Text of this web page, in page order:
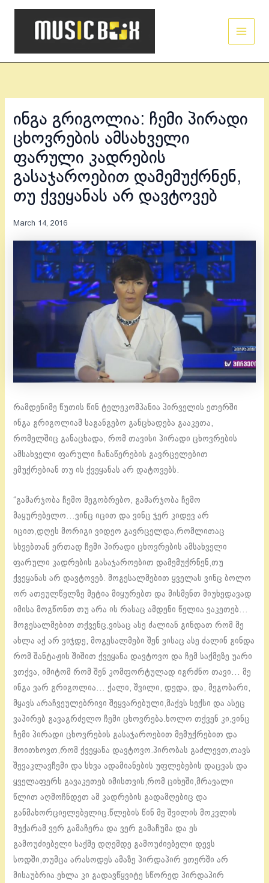
Skip
ინგა გრიგოლია: ჩემი პირადი
ცხოვრების ამსახველი
ფარული კადრების
გასაჯაროებით დამემუქრნენ,
თუ ქვეყანას არ დავტოვებ
March 14, 2016
რამდენიმე წუთის წინ ტელეკომპანია პირველის ეთერში
ინგა გრიგოლიამ საგანგებო განცხადება გააკეთა,
რომელშიც განაცხადა, რომ თავისი პირადი ცხოვრების
ამსახველი ფარული ჩანაწერების გავრცელებით
ემუქრებიან თუ ის ქვეყანას არ დატოვებს.
“გამარჯობა ჩემო მეგობრებო, გამარჯობა ჩემო
მაყურებელო…ვინც იცით და ვინც ჯერ კიდევ არ
იცით,დღეს მორიგი ვიდეო გავრცელდა,რომლითაც
სხვებთან ერთად ჩემი პირადი ცხოვრების ამსახველი
ფარული კადრების გასაჯაროებით დამემუქრნენ,თუ
ქვეყანას არ დავტოვებ. მოგესალმებით ყველას ვინც ბოლო
ორ ათეულწელზე მეტია მიყურებთ და მისმენთ მიუხედავად
იმისა მოგწონთ თუ არა ის რასაც ამდენი წელია ვაკეთებ…
მოგესალმებით თქვენც,ვისაც ასე ძალიან გინდათ რომ მე
ახლა აქ არ ვიჯდე, მოგესალმები შენ ვისაც ასე ძალინ გინდა
რომ შანტაჟის შიშით ქვეყანა დავტოვო და ჩემ საქმეზე უარი
ვთქვა, იმიტომ რომ შენ კომფორტულად იგრძნო თავი… მე
ინგა ვარ გრიგოლია… ქალი, შვილი, დედა, და, მეგობარი,
მყავს არაჩვეულებრივი შეყვარებული,მაქვს სექსი და ასეც
ვაპირებ გავაგრძელო ჩემი ცხოვრება.ხოლო თქვენ კი,ვინც
ჩემი პირადი ცხოვრების გასაჯაროებით მემუქრებით და
მოითხოვთ,რომ ქვეყანა დავტოვო.პირობას გაძლევთ,თავს
შევაკლავჩემი და სხვა ადამიანების უფლებების დაცვას და
ყველაფერს გავაკეთებ იმისთვის,რომ ციხეში,მრავალი
წლით აღმოჩნდეთ ამ კადრების გადამღებიც და
განმახორციელებელიც.წლების წინ მე შვილის მოკვლის
მუქარამ ვერ გამაჩერა და ვერ გამაჩუმა და ეს
გამოუძიებელი საქმე დღემდე გამოუძიებელი დევს
სოდში,თუმცა არასოდეს ამაზე პირდაპირ ეთერში არ
მისაუბრია.ეხლა კი გადავწყვიტე სწორედ პირდაპირ